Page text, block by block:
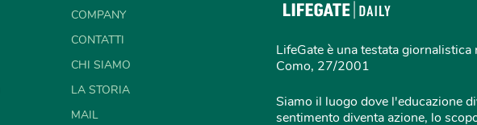
COMPANY
CONTATTI
CHI SIAMO
LA STORIA
MAIL
LifeGate è una testata
Como, 27/2001
Siamo il luogo dove l'educazione
sentimento diventa azione, lo